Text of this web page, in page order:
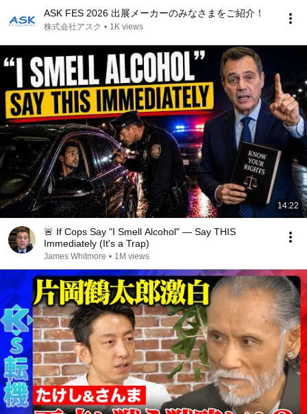
ASK FES 2026 出展メーカーのみなさまをご紹介！
株式会社アスク • 1K views
14:22
🚨 If Cops Say "I Smell Alcohol" — Say THIS
Immediately (It's a Trap)
James Whitmore • 1M views